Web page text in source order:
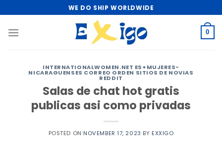
to
content
WE DO SHIP WORLDWIDE
0
INTERNATIONALWOMEN.NET ES+MUJERES-
NICARAGUENSES CORREO ORDEN SITIOS DE NOVIAS
REDDIT
Salas de chat hot gratis
publicas asi­ como privadas
POSTED ON NOVEMBER 17, 2023 BY EXXIGO